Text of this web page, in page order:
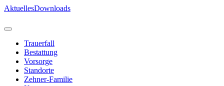
Direkt
Inhalt
AktuellesDownloads
Trauerfall
Bestattung
Vorsorge
Standorte
Zehner-Familie